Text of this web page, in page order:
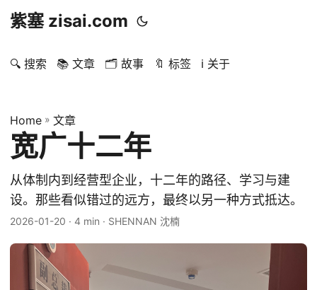
紫塞 zisai.com
🔍 搜索 📚 文章 🗂️ 故事 🔖 标签 ℹ️ 关于
Home » 文章
宽广十二年
从体制内到经营型企业，十二年的路径、学习与建
设。那些看似错过的远方，最终以另一种方式抵达。
2026-01-20 · 4 min · SHENNAN 沈楠